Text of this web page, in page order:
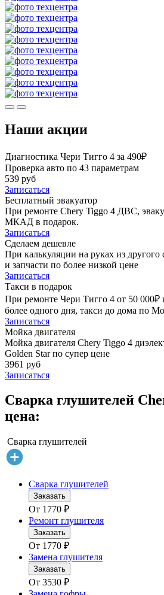
Наши акции
Диагностика Чери Тигго 4 за 490₽
Проверка авто по 43 параметрам
539 руб
Записаться
Бесплатный эвакуатор
При ремонте Chery Tiggo 4 ДВС,
МКАД в подарок.
Записаться
Сделаем дешевле
При калькуляции на руках из другого
и запчасти по более низкой цене
Записаться
Такси в подарок
При ремонте Чери Тигго 4 от 50 000₽
более одного дня, такси до дома по
Записаться
Мойка двигателя
Мойка двигателя Chery Tiggo 4
Golden Star по супер цене
3961 руб
Записаться
Сварка глушителей
цена:
Сварка глушителей
Сварка глушителей
Заказать
От 1770 ₽
Ремонт глушителя
Заказать
От 1770 ₽
Замена глушителя
Заказать
От 3530 ₽